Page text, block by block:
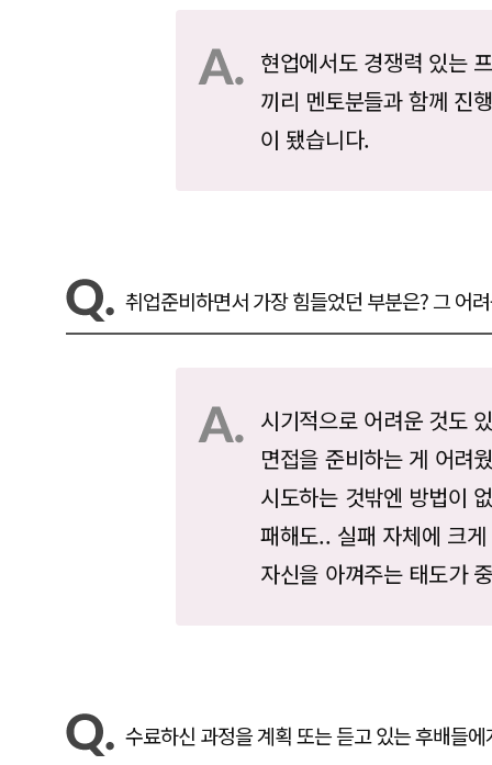
현업에서도 경쟁력 있는
끼리 멘토분들과 함께 진
이 됐습니다.
취업준비하면서 가장 힘들었던 부분은? 그 어
시기적으로 어려운 것도
면접을 준비하는 게 어려
시도하는 것밖엔 방법이
패해도.. 실패 자체에 크
자신을 아껴주는 태도가
수료하신 과정을 계획 또는 듣고 있는 후배들